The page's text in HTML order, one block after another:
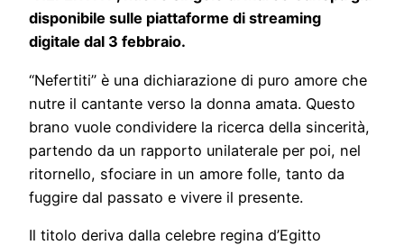
disponibile sulle piattaforme di streaming
digitale dal 3 febbraio.
“Nefertiti” è una dichiarazione di puro amore che
nutre il cantante verso la donna amata. Questo
brano vuole condividere la ricerca della sincerità,
partendo da un rapporto unilaterale per poi, nel
ritornello, sfociare in un amore folle, tanto da
fuggire dal passato e vivere il presente.
Il titolo deriva dalla celebre regina d’Egitto